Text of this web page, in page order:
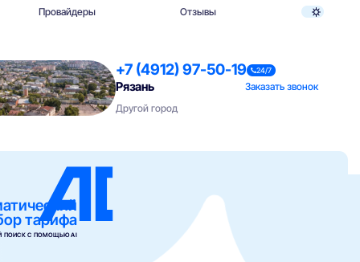
Провайдеры Отзывы
+7 (4912) 97-50-19 24/7
Рязань
Заказать звонок
Другой город
тарифа
ПОИСК С ПОМОЩЬЮ AI